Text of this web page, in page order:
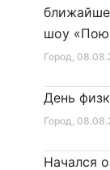
Город,
шоу
Город,
День
Начался